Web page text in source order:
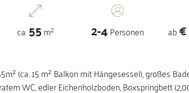
ca.55m² 2-4Personen ab
(ca. 15 m² Balkon mit Hängesessel), großes
WC, edler Eichenholzboden, Boxspringbett